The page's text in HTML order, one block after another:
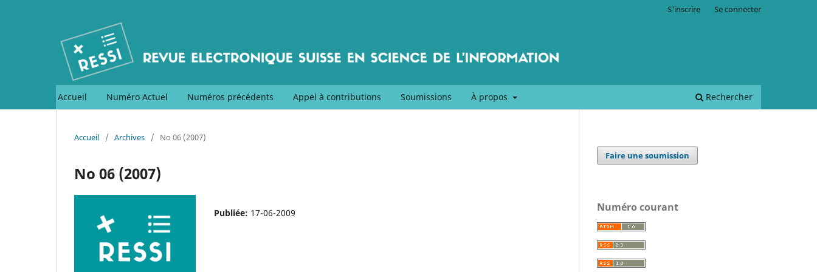
Accueil Numéro Actuel Numéros précédents Appel à contributions Soumissions À propos Rechercher
S'inscrire Se connecter
Accueil / Archives / No 06 (2007)
No 06 (2007)
Publiée: 17-06-2009
Faire une soumission
Numéro courant